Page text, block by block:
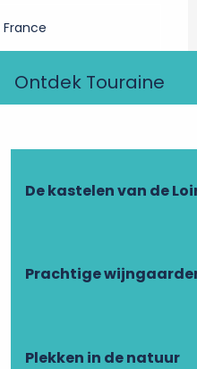
Ontdek Touraine
De kastelen van de
Prachtige
Plekken in de natuur